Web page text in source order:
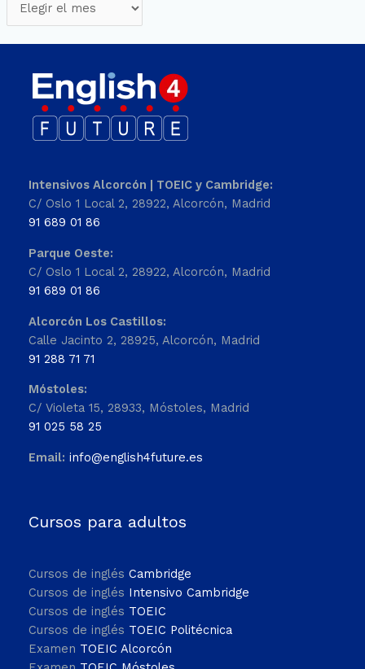
Intensivos Alcorcón | TOEIC y Cambridge:
C/ Oslo 1 Local 2, 28922, Alcorcón, Madrid
91 689 01 86
Parque Oeste:
C/ Oslo 1 Local 2, 28922, Alcorcón, Madrid
91 689 01 86
Alcorcón Los Castillos:
Calle Jacinto 2, 28925, Alcorcón, Madrid
91 288 71 71
Móstoles:
C/ Violeta 15, 28933, Móstoles, Madrid
91 025 58 25
Email: info@english4future.es
Cursos para adultos
Cursos de inglés Cambridge
Cursos de inglés Intensivo Cambridge
Cursos de inglés TOEIC
Cursos de inglés TOEIC Politécnica
Examen TOEIC Alcorcón